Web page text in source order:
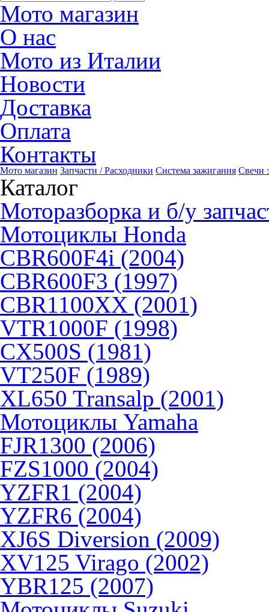
Мото магазин
О нас
Мото из Италии
Новости
Доставка
Оплата
Контакты
Мото магазин Запчасти / Расходники Система зажигания Свечи
Каталог
Моторазборка и б/у
Мотоциклы Honda
CBR600F4i (2004)
CBR600F3 (1997)
CBR1100XX (2001)
VTR1000F (1998)
CX500S (1981)
VT250F (1989)
XL650 Transalp (2001)
Мотоциклы Yamaha
FJR1300 (2006)
FZS1000 (2004)
YZFR1 (2004)
YZFR6 (2004)
XJ6S Diversion (2009)
XV125 Virago (2002)
YBR125 (2007)